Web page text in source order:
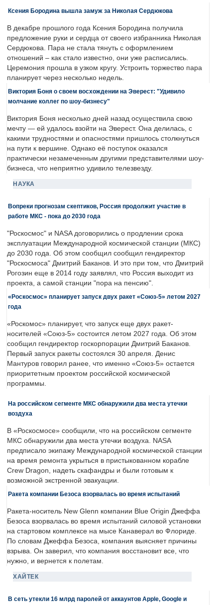
Ксения Бородина вышла замуж за Николая Сердюкова
В декабре прошлого года Ксения Бородина получила
предложение руки и сердца от своего избранника Николая
Сердюкова. Пара не стала тянуть с оформлением
отношений – как стало известно, они уже расписались.
Церемония прошла в узком кругу. Устроить торжество пара
планирует через несколько недель.
Виктория Боня о своем восхождении на Эверест: "Удивило
молчание коллег по шоу-бизнесу"
Виктория Боня несколько дней назад осуществила свою
мечту — ей удалось взойти на Эверест. Она делилась, с
какими трудностями и опасностями пришлось столкнуться
на пути к вершине. Однако её поступок оказался
практически незамеченным другими представителями шоу-
бизнеса, что неприятно удивило телезвезду.
НАУКА
Вопреки прогнозам скептиков, Россия продолжит участие в
работе МКС - пока до 2030 года
"Роскосмос" и NASA договорились о продлении срока
эксплуатации Международной космической станции (МКС)
до 2030 года. Об этом сообщил сообщил гендиректор
"Роскосмоса" Дмитрий Баканов. И это при том, что Дмитрий
Рогозин еще в 2014 году заявлял, что Россия выходит из
проекта, а самой станции "пора на пенсию".
«Роскосмос» планирует запуск двух ракет «Союз-5» летом 2027
года
«Роскомос» планирует, что запуск еще двух ракет-
носителей «Союз-5» состоится летом 2027 года. Об этом
сообщил гендиректор госкорпорации Дмитрий Баканов.
Первый запуск ракеты состоялся 30 апреля. Денис
Мантуров говорил ранее, что именно «Союз-5» остается
приоритетным проектом российской космической
программы.
На российском сегменте МКС обнаружили два места утечки
воздуха
В «Роскосмосе» сообщили, что на российском сегменте
МКС обнаружили два места утечки воздуха. NASA
предписало экипажу Международной космической станции
на время ремонта укрыться в пристыкованном корабле
Crew Dragon, надеть скафандры и были готовым к
возможной экстренной эвакуации.
Ракета компании Безоса взорвалась во время испытаний
Ракета-носитель New Glenn компании Blue Origin Джеффа
Безоса взорвалась во время испытаний силовой установки
на стартовом комплексе на мысе Канаверал во Флориде.
По словам Джеффа Безоса, компания выясняет причины
взрыва. Он заверил, что компания восстановит все, что
нужно, и вернется к полетам.
ХАЙТЕК
В сеть утекли 16 млрд паролей от аккаунтов Apple, Google и